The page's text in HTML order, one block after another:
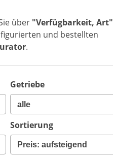
über "Verfügbarkeit, Art"
und bestellten
.
Getriebe
Sortierung